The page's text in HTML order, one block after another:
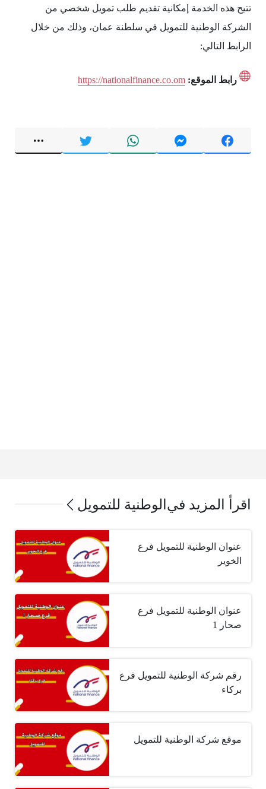
تتيح هذه الخدمة إمكانية تقديم طلب تمويل شخصي من
الشركة الوطنية للتمويل في سلطنة عمان، وذلك من خلال
الرابط التالي:
رابط الموقع: https://nationalfinance.co.om
اقرأ المزيد في الوطنية للتمويل
عنوان الوطنية للتمويل فرع
الخوير
عنوان الوطنية للتمويل فرع
صحار 1
رقم شركة الوطنية للتمويل فرع
بركاء
موقع شركة الوطنية للتمويل